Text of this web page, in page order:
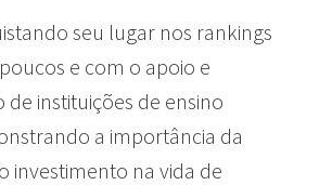
seu lugar nos rankings
e com o apoio e
instituições de ensino
a importância da
investimento na vida de